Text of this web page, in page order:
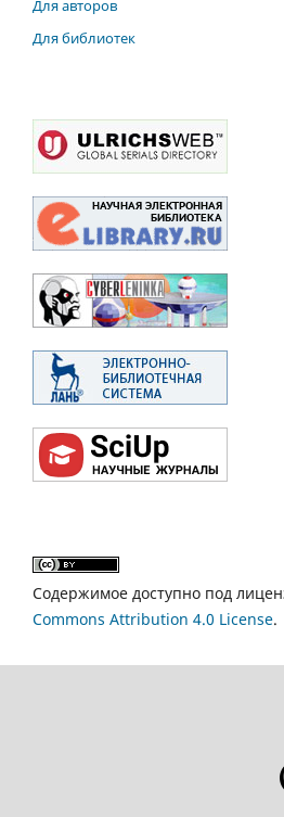
Для авторов
Для библиотек
Содержимое доступно под
Commons Attribution 4.0 License.